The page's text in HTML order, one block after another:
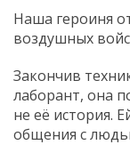
Наша героиня
воздушных
Закончив
лаборант, она
не её история.
общения с